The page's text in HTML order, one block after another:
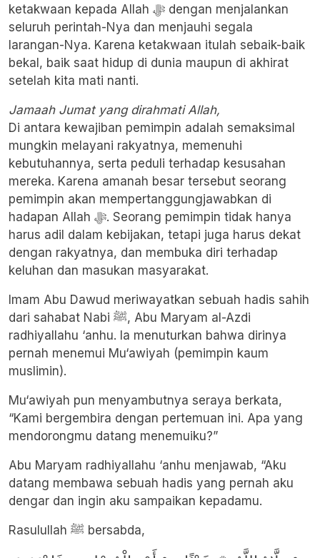
ketakwaan kepada Allah ﷻ dengan menjalankan
seluruh perintah-Nya dan menjauhi segala
larangan-Nya. Karena ketakwaan itulah sebaik-baik
bekal, baik saat hidup di dunia maupun di akhirat
setelah kita mati nanti.
Jamaah Jumat yang dirahmati Allah,
Di antara kewajiban pemimpin adalah semaksimal
mungkin melayani rakyatnya, memenuhi
kebutuhannya, serta peduli terhadap kesusahan
mereka. Karena amanah besar tersebut seorang
pemimpin akan mempertanggungjawabkan di
hadapan Allah ﷻ. Seorang pemimpin tidak hanya
harus adil dalam kebijakan, tetapi juga harus dekat
dengan rakyatnya, dan membuka diri terhadap
keluhan dan masukan masyarakat.
Imam Abu Dawud meriwayatkan sebuah hadis sahih
dari sahabat Nabi ﷺ, Abu Maryam al-Azdi
radhiyallahu ‘anhu. Ia menuturkan bahwa dirinya
pernah menemui Mu‘awiyah (pemimpin kaum
muslimin).
Mu‘awiyah pun menyambutnya seraya berkata,
“Kami bergembira dengan pertemuan ini. Apa yang
mendorongmu datang menemuiku?”
Abu Maryam radhiyallahu ‘anhu menjawab, “Aku
datang membawa sebuah hadis yang pernah aku
dengar dan ingin aku sampaikan kepadamu.
Rasulullah ﷺ bersabda,